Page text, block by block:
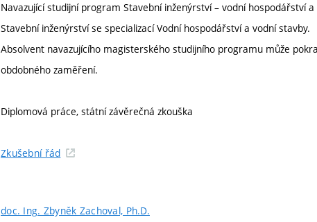
Navazující studijní program Stavební inženýrství – vodní hospodářství
Stavební inženýrství se specializací Vodní hospodářství a vodní stavby.
Absolvent navazujícího magisterského studijního programu může
obdobného zaměření.
Diplomová práce, státní závěrečná zkouška
Zkušební řád
doc. Ing. Zbyněk Zachoval, Ph.D.